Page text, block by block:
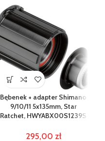
Bębenek + adapter Shimano
9/10/11 5x135mm, Star
Ratchet, HWYABX00S1239S
295,00 zł